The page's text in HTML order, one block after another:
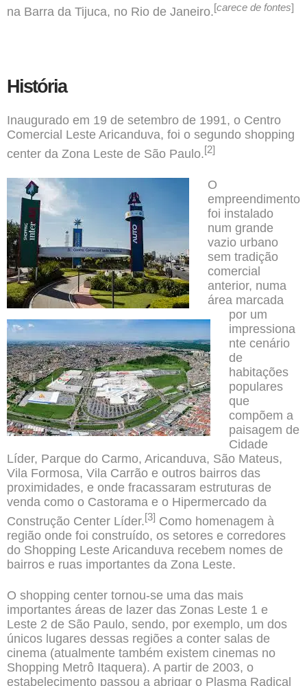
na Barra da Tijuca, no Rio de Janeiro.[carece de fontes]
História
Inaugurado em 19 de setembro de 1991, o Centro
Comercial Leste Aricanduva, foi o segundo shopping
center da Zona Leste de São Paulo.[2]
O
empreendimento
foi instalado
num grande
vazio urbano
sem tradição
comercial
anterior, numa
área marcada
por um
impressiona
nte cenário
de
habitações
populares
que
compõem a
paisagem de
Cidade
Líder, Parque do Carmo, Aricanduva, São Mateus,
Vila Formosa, Vila Carrão e outros bairros das
proximidades, e onde fracassaram estruturas de
venda como o Castorama e o Hipermercado da
Construção Center Líder.[3] Como homenagem à
região onde foi construído, os setores e corredores
do Shopping Leste Aricanduva recebem nomes de
bairros e ruas importantes da Zona Leste.
O shopping center tornou-se uma das mais
importantes áreas de lazer das Zonas Leste 1 e
Leste 2 de São Paulo, sendo, por exemplo, um dos
únicos lugares dessas regiões a conter salas de
cinema (atualmente também existem cinemas no
Shopping Metrô Itaquera). A partir de 2003, o
estabelecimento passou a abrigar o Plasma Radical